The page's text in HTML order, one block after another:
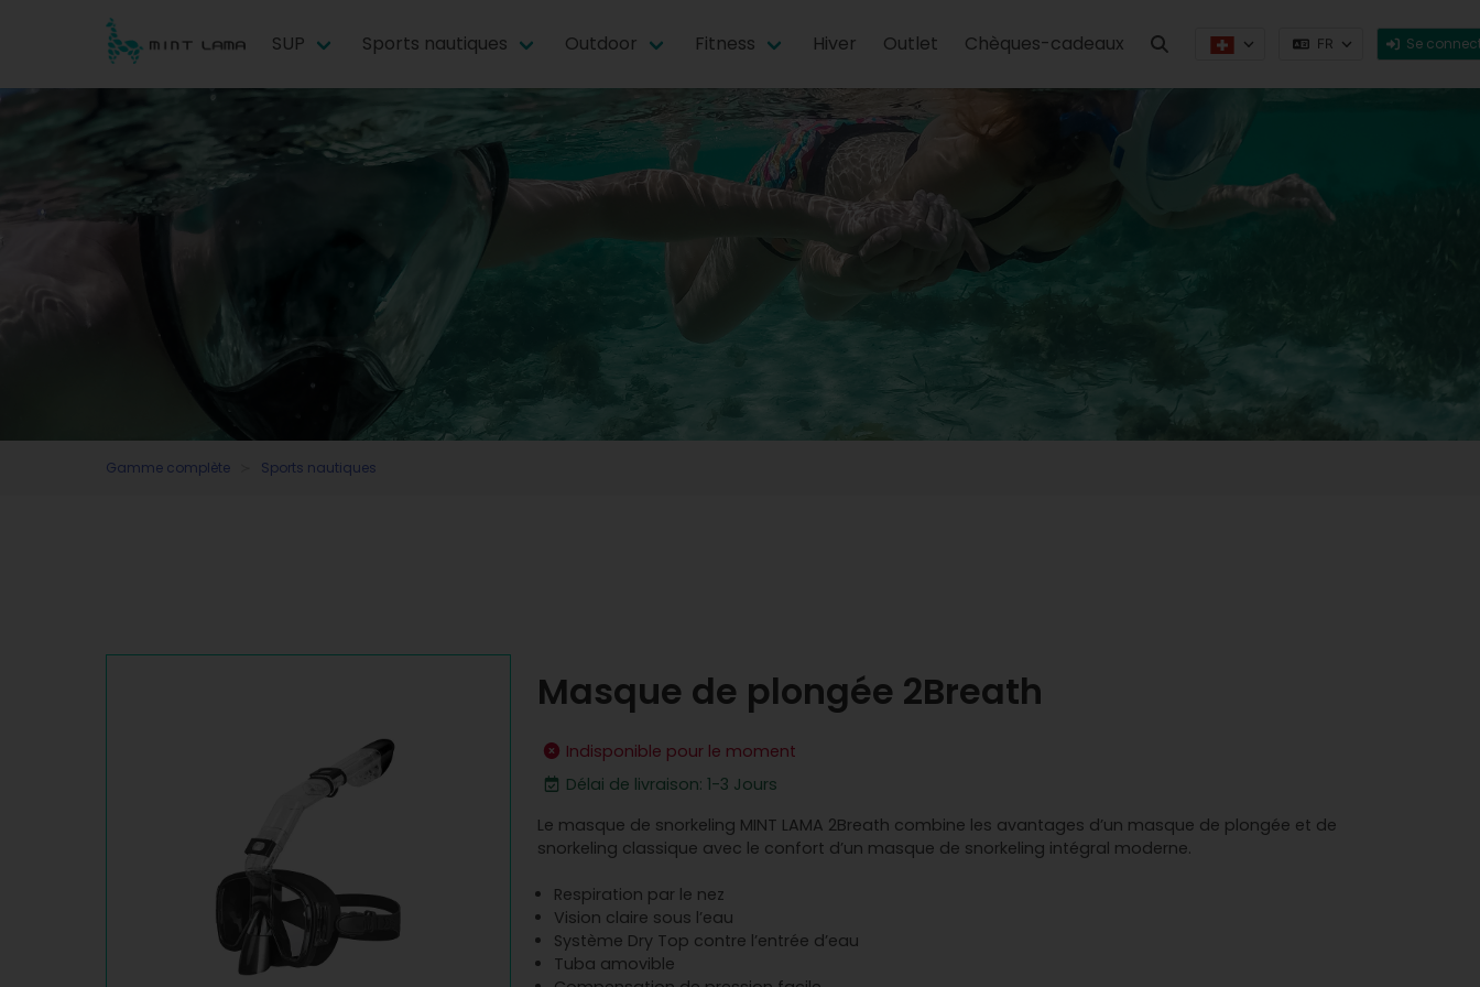
SUP Sports nautiques Outdoor Fitness Hiver Outlet Chèques-cadeaux FR Se
Gamme complète Sports nautiques
Masque de plongée 2Breath
Indisponible pour le moment
Délai de livraison: 1-3 Jours
Le masque de snorkeling MINT LAMA 2Breath combine les avantages d’un masque de plongée et de
snorkeling classique avec le confort d’un masque de snorkeling intégral moderne.
Respiration par le nez
Vision claire sous l’eau
Système Dry Top contre l’entrée d’eau
Tuba amovible